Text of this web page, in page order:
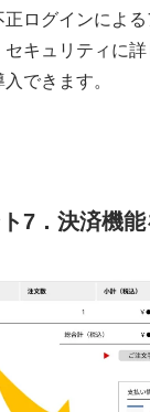
ログインによ
キュリティに
できます。
7．決済機